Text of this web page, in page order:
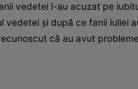
vedetei l-au acuzat pe
și după ce fanii Iuliei
că au avut